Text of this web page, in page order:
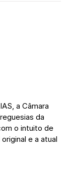
a Câmara
da
o intuito de
e a atual